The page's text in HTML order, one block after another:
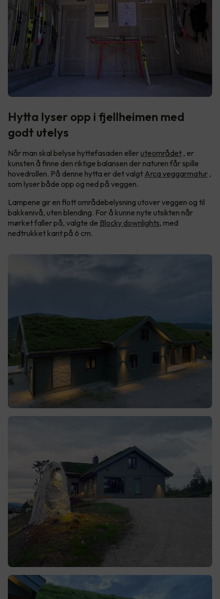
Hytta lyser opp i fjellheimen med
godt utelys
Når man skal belyse hyttefasaden eller uteområdet , er
kunsten å finne den riktige balansen der naturen får spille
hovedrollen. På denne hytta er det valgt Arca veggarmatur ,
som lyser både opp og ned på veggen.
Lampene gir en flott områdebelysning utover veggen og til
bakkenivå, uten blending. For å kunne nyte utsikten når
mørket faller på, valgte de Blocky downlights, med
nedtrukket kant på 6 cm.